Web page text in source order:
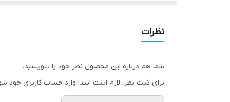
نظرات
شما هم درباره این محصول نظر خود را بنویسید.
برای ثبت نظر، لازم است ابتدا وارد حساب کاربری خود